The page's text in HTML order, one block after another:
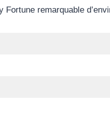
Fortune remarquable